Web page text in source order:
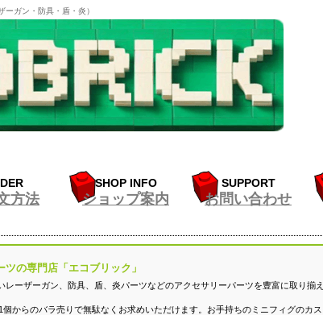
ガン・防具・盾・炎）
専門店「エコブリック」
ーザーガン、防具、盾、炎パーツなどのアクセサリーパーツを豊富に取り揃え
からのバラ売りで無駄なくお求めいただけます。お手持ちのミニフィグのカス
方法
SHOP INFO
ショップ案内
SUPPORT
お問い合わせ